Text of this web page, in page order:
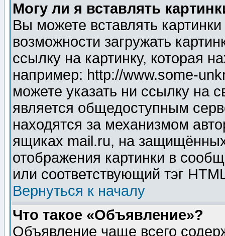
Могу ли я вставлять
Вы можете вставлять
возможности загружать
ссылку на картинку, которая
например: http://www.some-
можете указать ни ссылку на
является общедоступным
находятся за механизмом
ящиках mail.ru, на
отображения картинки в
или соответствующий тэг
Вернуться к началу
Что такое «Объявление»?
Объявление чаще всего